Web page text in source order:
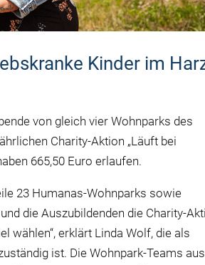
Kinder im
von gleich vier Wohnparks des
Charity-Aktion „Läuft bei
665,50 Euro erlaufen.
23 Humanas-Wohnparks sowie
die Auszubildenden die Charity-
wählen“, erklärt Linda Wolf, die als
ist. Die Wohnpark-Teams aus